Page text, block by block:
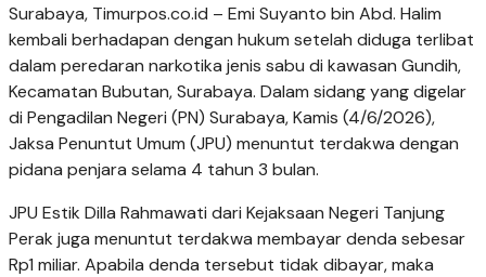
Surabaya, Timurpos.co.id – Emi Suyanto bin Abd. Halim
kembali berhadapan dengan hukum setelah diduga terlibat
dalam peredaran narkotika jenis sabu di kawasan Gundih,
Kecamatan Bubutan, Surabaya. Dalam sidang yang digelar
di Pengadilan Negeri (PN) Surabaya, Kamis (4/6/2026),
Jaksa Penuntut Umum (JPU) menuntut terdakwa dengan
pidana penjara selama 4 tahun 3 bulan.
JPU Estik Dilla Rahmawati dari Kejaksaan Negeri Tanjung
Perak juga menuntut terdakwa membayar denda sebesar
Rp1 miliar. Apabila denda tersebut tidak dibayar, maka